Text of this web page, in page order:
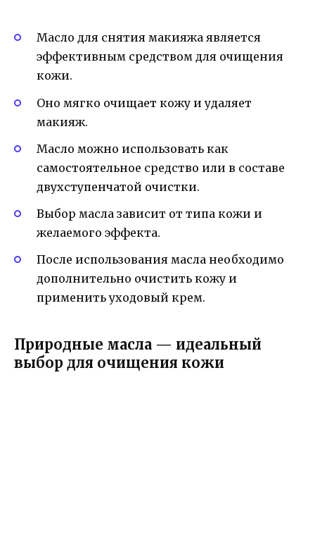
Масло для снятия макияжа является
эффективным средством для очищения
кожи.
Оно мягко очищает кожу и удаляет
макияж.
Масло можно использовать как
самостоятельное средство или в составе
двухступенчатой очистки.
Выбор масла зависит от типа кожи и
желаемого эффекта.
После использования масла необходимо
дополнительно очистить кожу и
применить уходовый крем.
Природные масла — идеальный
выбор для очищения кожи